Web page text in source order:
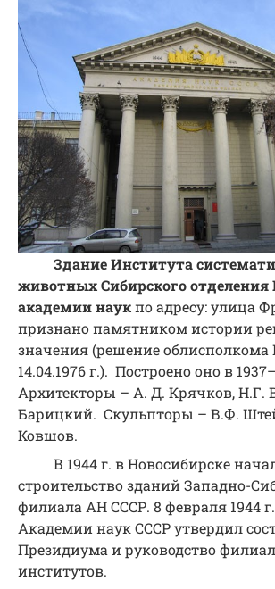
Здание Института
животных Сибирского отделения
академии наукпо адресу: улица
признано памятником истории
значения (решение облисполкома
14.04.1976 г.). Построено оно в
Архитекторы – А. Д. Крячков, Н.Г.
Барицкий. Скульпторы – В.Ф.
Ковшов.
В 1944 г. в Новосибирске
строительство зданий Западно-
филиала АН СССР. 8 февраля 1944
Академии наук СССР утвердил
Президиума и руководство
институтов.